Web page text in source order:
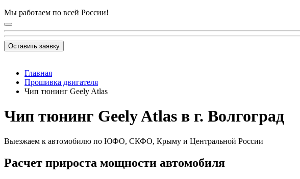
Мы работаем по всей России!
Оставить заявку
Главная
Прошивка двигателя
Чип тюнинг Geely Atlas
Чип тюнинг Geely Atlas в г. Волгоград
Выезжаем к автомобилю по ЮФО, СКФО, Крыму и Центральной России
Расчет прироста мощности автомобиля